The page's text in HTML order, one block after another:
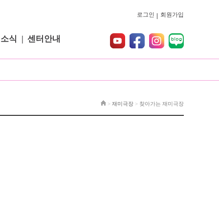
로그인 회원가입
식 센터안내
> 재미극장 > 찾아가는 재미극장